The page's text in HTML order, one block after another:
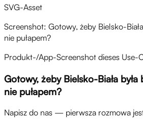
SVG-Asset
Screenshot: Gotowy, żeby Bielsko-
nie pułapem?
Produkt-/App-Screenshot dieses Use-
Gotowy, żeby Bielsko-Biała
nie pułapem?
Napisz do nas — pierwsza rozmowa